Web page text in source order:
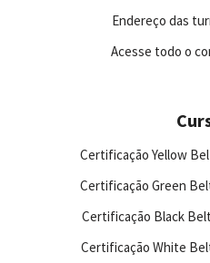
Endereço das
Acesse todo o
Certificação Yellow
Certificação Green
Certificação Black
Certificação White